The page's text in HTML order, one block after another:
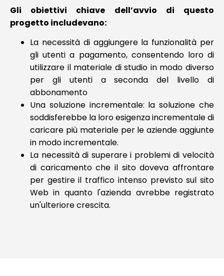
Gli obiettivi chiave dell’avvio di questo
progetto includevano:
La necessità di aggiungere la funzionalità per
gli utenti a pagamento, consentendo loro di
utilizzare il materiale di studio in modo diverso
per gli utenti a seconda del livello di
abbonamento
Una soluzione incrementale: la soluzione che
soddisferebbe la loro esigenza incrementale di
caricare più materiale per le aziende aggiunte
in modo incrementale.
La necessità di superare i problemi di velocità
di caricamento che il sito doveva affrontare
per gestire il traffico intenso previsto sul sito
Web in quanto l'azienda avrebbe registrato
un'ulteriore crescita.